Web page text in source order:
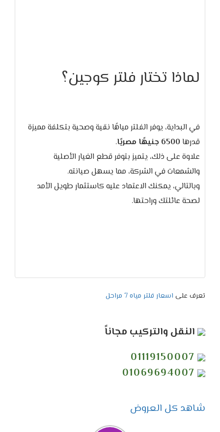
لماذا تختار فلتر كوجين؟
في البداية، يوفر الفلتر مياهًا نقية وصحية بتكلفة مميزة
قدرها 6500 جنيهًا مصريًا
علاوة على ذلك، يتميز بتوفر قطع الغيار الأصلية
وبالتالي، يمكنك الاعتماد عليه كاستثمار طويل الأمد
لصحة عائلتك وراحتها.
تعرف على اسعار فلتر مياه 7 مراحل
النقل والتركيب مجاناً
01119150007
01069694007
شاهد كل العروض